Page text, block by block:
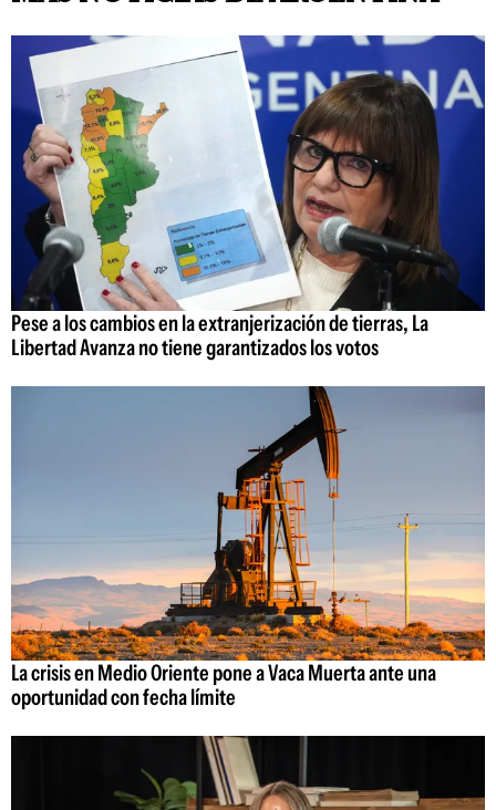
Pese a los cambios en la extranjerización de tierras, La
Libertad Avanza no tiene garantizados los votos
La crisis en Medio Oriente pone a Vaca Muerta ante una
oportunidad con fecha límite